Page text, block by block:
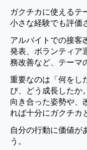
ガクチカに使えるテ
小さな経験でも評価
アルバイトでの接客
発表、ボランティア
務改善など、テーマ
重要なのは「何をし
び、どう成長したか
向き合った姿勢や、
れば十分にガクチカ
自分の行動に価値が
う。